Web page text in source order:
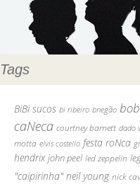
Tags
BiBi sucos bi ribeiro bnegão
caNeca courtney barnett dado
motta elvis costello festa roNca
hendrix john peel led zeppelin
"caipirinha" neil young nick